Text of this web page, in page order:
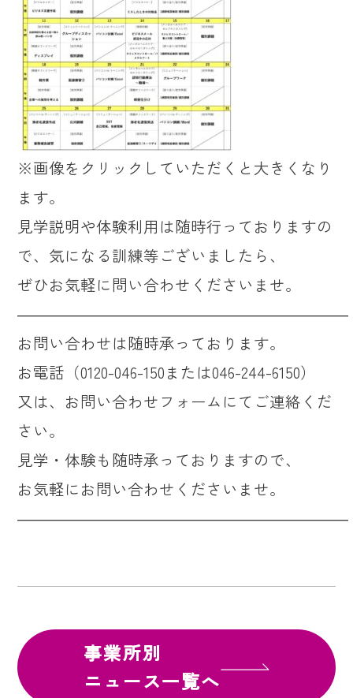
※画像をクリックしていただくと大きくなり
ます。
見学説明や体験利用は随時行っておりますの
で、気になる訓練等ございましたら、
ぜひお気軽に問い合わせくださいませ。
―――――――――――――――――――――
お問い合わせは随時承っております。
お電話（0120-046-150または046-244-6150）
又は、お問い合わせフォームにてご連絡くだ
さい。
見学・体験も随時承っておりますので、
お気軽にお問い合わせくださいませ。
―――――――――――――――――――――
事業所別
ニュース一覧へ